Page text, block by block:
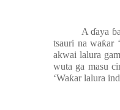
Aɗaya ɓ
tsauri na waƙar
akwai lalura
wuta ga masu
‘Waƙar lalura